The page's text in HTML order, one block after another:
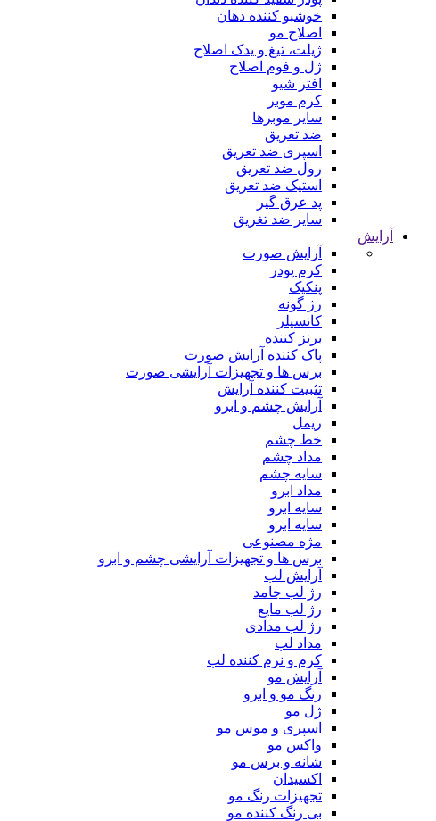
خوشبو کننده دهان
اصلاح مو
ژیلت، تیغ و یدک اصلاح
ژل و فوم اصلاح
افتر شیو
کرم موبر
سایر موبرها
ضد تعریق
اسپری ضد تعریق
رول ضد تعریق
استیک ضد تعریق
پد عرق گیر
سایر ضد تغریق
آرایش
آرایش صورت
کرم پودر
پنکیک
رژ گونه
کانسیلر
برنز کننده
پاک کننده آرایش صورت
برس ها و تجهیزات آرایشی صورت
تثبیت کننده آرایش
آرایش چشم و ابرو
ریمل
خط چشم
مداد چشم
سایه چشم
مداد ابرو
سایه ابرو
سایه ابرو
مژه مصنوعی
برس ها و تجهیزات آرایشی چشم و ابرو
آرایش لب
رژ لب جامد
رژ لب مایع
رژ لب مدادی
مداد لب
کرم و نرم کننده لب
آرایش مو
رنگ مو و ابرو
ژل مو
اسپری و موس مو
واکس مو
شانه و برس مو
اکسیدان
تجهیزات رنگ مو
بی رنگ کننده مو